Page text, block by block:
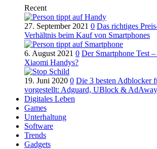
Recent
27. September 2021 0 Das richtiges
Verhältnis beim Kauf von Smartphones
6. August 2021 0 Der Smartphone Test
Xiaomi Handys?
19. Juni 2020 0 Die 3 besten Adblocker
vorgestellt: Adguard, UBlock & AdAway
Digitales Leben
Games
Unterhaltung
Software
Trends
Gadgets